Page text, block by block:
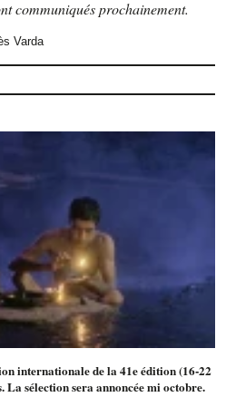
communiqués prochainement.
Varda
internationale de la 41e édition (16-22
La sélection sera annoncée mi octobre.